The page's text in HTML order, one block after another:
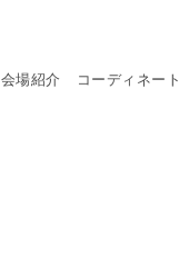
会場紹介 コーディネート